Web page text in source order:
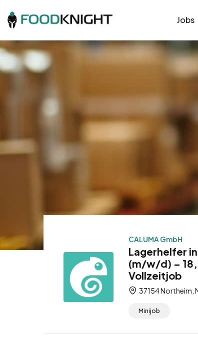
Jobs
CALUMA GmbH
Lagerhelfer
(m/w/d) –
Vollzeitjob
37154 Northeim,
Minijob